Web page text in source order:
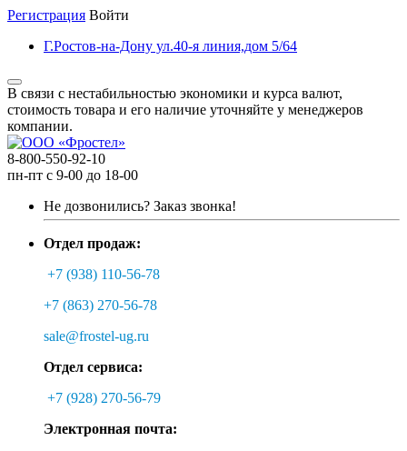
Регистрация Войти
Г.Ростов-на-Дону ул.40-я линия,дом 5/64
В связи с нестабильностью экономики и курса валют,
стоимость товара и его наличие уточняйте у менеджеров
компании.
8-800-550-92-10
пн-пт с 9-00 до 18-00
Не дозвонились? Заказ звонка!
Отдел продаж:
+7 (938) 110-56-78
+7 (863) 270-56-78
sale@frostel-ug.ru
Отдел сервиса:
+7 (928) 270-56-79
Электронная почта: